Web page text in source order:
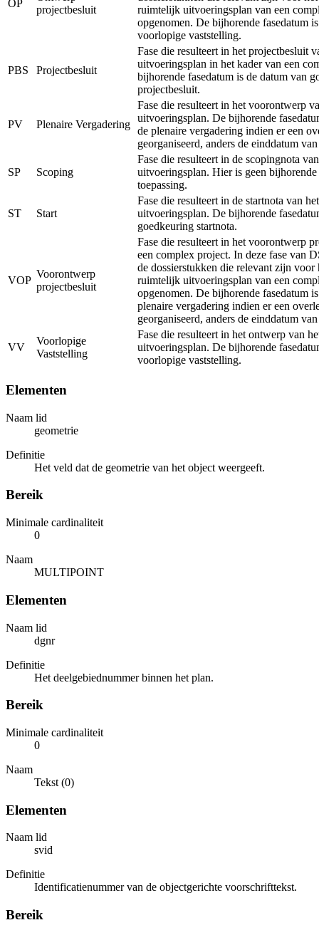
OP
projectbesluit
ruimtelijk uitvoeringsplan van een
opgenomen. De bijhorende fasedatum
voorlopige vaststelling.
PBS Projectbesluit
Fase die resulteert in het projectbesluit
uitvoeringsplan in het kader van een
bijhorende fasedatum is de datum van
projectbesluit.
PV Plenaire Vergadering
Fase die resulteert in het voorontwerp
uitvoeringsplan. De bijhorende
de plenaire vergadering indien er een
georganiseerd, anders de einddatum
SP Scoping
Fase die resulteert in de scopingnota
uitvoeringsplan. Hier is geen bijhorende
toepassing.
ST Start
Fase die resulteert in de startnota van
uitvoeringsplan. De bijhorende
goedkeuring startnota.
VOP
Voorontwerp
projectbesluit
Fase die resulteert in het voorontwerp
een complex project. In deze fase van
de dossierstukken die relevant zijn
ruimtelijk uitvoeringsplan van een
opgenomen. De bijhorende fasedatum
plenaire vergadering indien er een
georganiseerd, anders de einddatum
VV
Voorlopige
Vaststelling
Fase die resulteert in het ontwerp van
uitvoeringsplan. De bijhorende
voorlopige vaststelling.
Elementen
Naam lid
geometrie
Definitie
Het veld dat de geometrie van het object weergeeft.
Bereik
Minimale cardinaliteit
0
Naam
MULTIPOINT
Elementen
Naam lid
dgnr
Definitie
Het deelgebiednummer binnen het plan.
Bereik
Minimale cardinaliteit
0
Naam
Tekst (0)
Elementen
Naam lid
svid
Definitie
Identificatienummer van de objectgerichte voorschrifttekst.
Bereik